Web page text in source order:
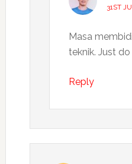
31ST
Masa
teknik. Just do
Reply